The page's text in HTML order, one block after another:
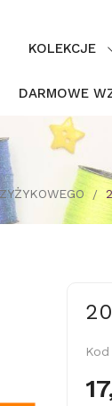
KOLEKCJE
DARMOWE